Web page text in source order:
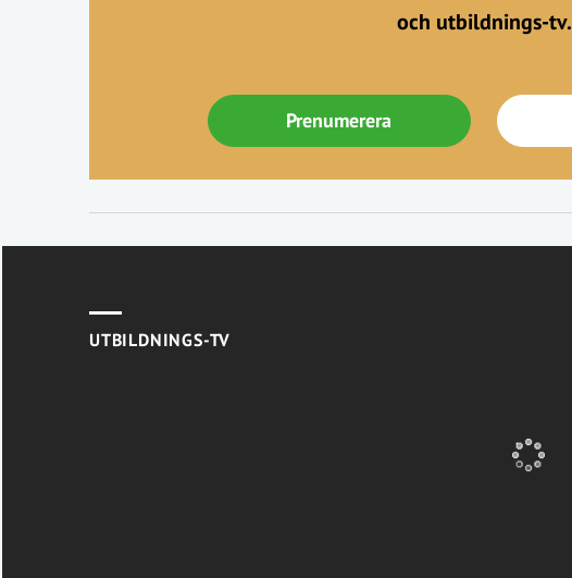
och utbildnings-tv.
Prenumerera
UTBILDNINGS-TV